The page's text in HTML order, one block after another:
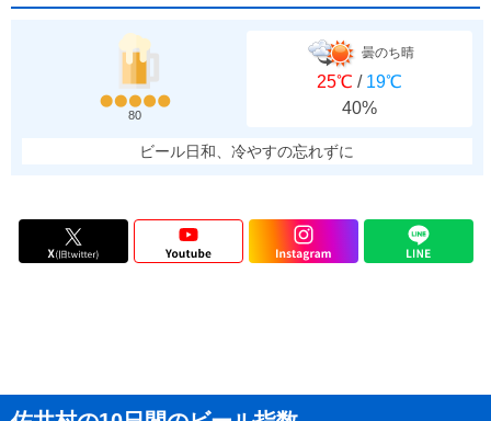
80
曇のち晴
25℃ / 19℃
40%
ビール日和、冷やすの忘れずに